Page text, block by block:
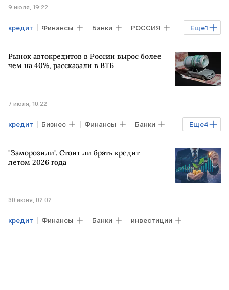
9 июля, 19:22
Еще1
кредит Финансы Банки РОССИЯ
деньги
Рынок автокредитов в России вырос более
чем на 40%, рассказали в ВТБ
7 июля, 10:22
Еще4
кредит Бизнес Финансы Банки
РФ Алексей Охорзин ВТБ
Авто
"Заморозили". Стоит ли брать кредит
летом 2026 года
30 июня, 02:02
кредит Финансы Банки инвестиции